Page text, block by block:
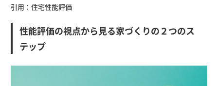
引用：住宅性能評価
性能評価の視点から見る家づくりの２つのス
テップ